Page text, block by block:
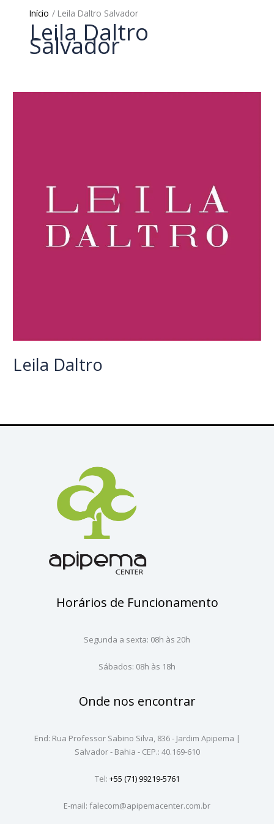
Início Leila Daltro Salvador
Leila Daltro
Salvador
Leila Daltro
Horários de Funcionamento
Segunda a sexta: 08h às 20h
Sábados: 08h às 18h
Onde nos encontrar
End: Rua Professor Sabino Silva, 836 - Jardim Apipema |
Salvador - Bahia - CEP.: 40.169-610
Tel: +55 (71) 99219-5761
E-mail: falecom@apipemacenter.com.br